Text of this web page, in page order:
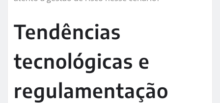
Tendências
tecnológicas e
regulamentação